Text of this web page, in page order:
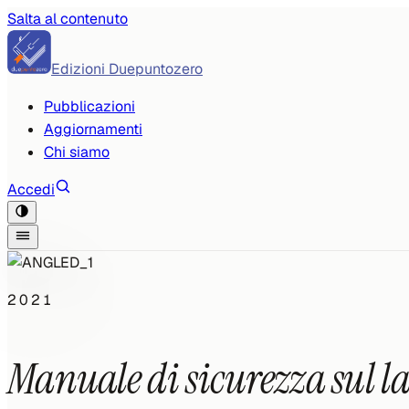
Salta al contenuto
Edizioni Duepuntozero
Pubblicazioni
Aggiornamenti
Chi siamo
Accedi
2021
Manuale di sicurezza sul